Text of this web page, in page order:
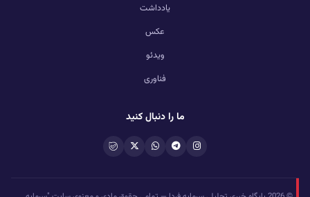
یادداشت
عکس
ویدئو
فناوری
ما را دنبال کنید